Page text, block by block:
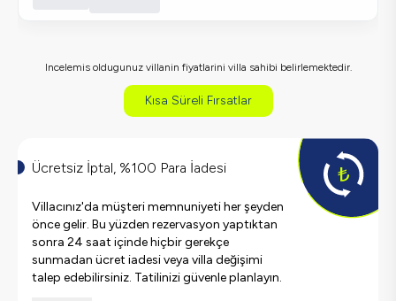
Incelemis oldugunuz villanin fiyatlarini villa sahibi belirlemektedir.
Kısa Süreli Fırsatlar
Ücretsiz İptal, %100 Para İadesi
Villacınız'da müşteri memnuniyeti her şeyden
önce gelir. Bu yüzden rezervasyon yaptıktan
sonra 24 saat içinde hiçbir gerekçe
sunmadan ücret iadesi veya villa değişimi
talep edebilirsiniz. Tatilinizi güvenle planlayın.